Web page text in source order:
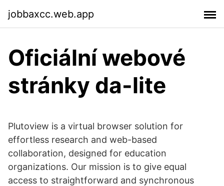
jobbaxcc.web.app
Oficiální webové
stránky da-lite
Plutoview is a virtual browser solution for
effortless research and web-based
collaboration, designed for education
organizations. Our mission is to give equal
access to straightforward and synchronous